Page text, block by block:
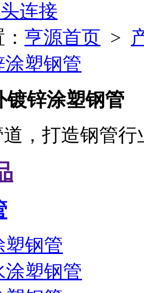
连接
亨源首页 >
塑钢管
镀锌涂塑钢管
道，打造钢管
塑钢管
涂塑钢管